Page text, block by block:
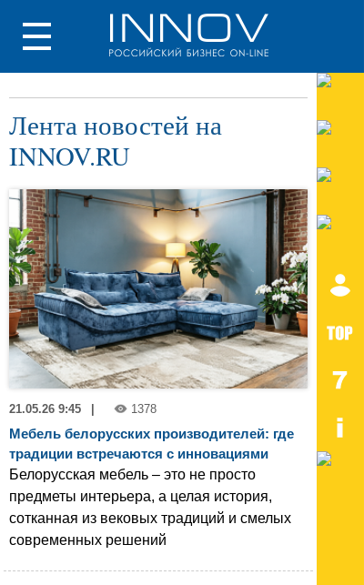
Лента новостей на
INNOV.RU
21.05.26 9:45 1378
Мебель белорусских производителей: где
традиции встречаются с инновациями
Белорусская мебель – это не просто
предметы интерьера, а целая история,
сотканная из вековых традиций и смелых
современных решений